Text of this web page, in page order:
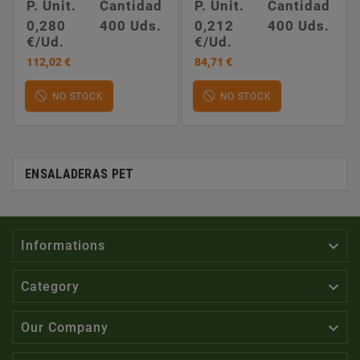
P. Unit.
Cantidad
0,280
€/Ud.
400 Uds.
112,02 €
NO STOCK
P. Unit.
Cantidad
0,212
€/Ud.
400 Uds.
84,71 €
NO STOCK
ENSALADERAS PET
Informations 
Category 
Our Company 